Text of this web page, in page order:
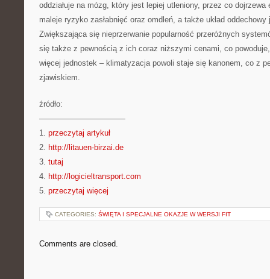
oddziałuje na mózg, który jest lepiej utleniony, przez co
maleje ryzyko zasłabnięć oraz omdleń, a także układ
Zwiększająca się nieprzerwanie popularność przeróżnych
się także z pewnością z ich coraz niższymi cenami, co
więcej jednostek – klimatyzacja powoli staje się kanonem, co z
zjawiskiem.
źródło:
———————————
1. przeczytaj artykuł
2. http://litauen-birzai.de
3. tutaj
4. http://logicieltransport.com
5. przeczytaj więcej
CATEGORIES: ŚWIĘTA I SPECJALNE OKAZJE W WERSJI FIT
Comments are closed.